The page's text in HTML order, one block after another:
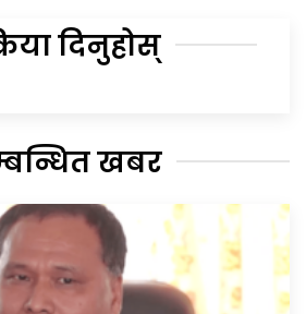
दिनुहोस्
खबर